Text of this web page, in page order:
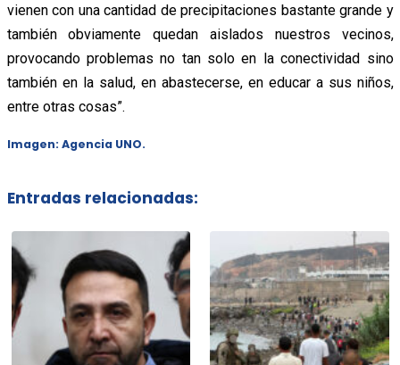
vienen con una cantidad de precipitaciones bastante grande y
también obviamente quedan aislados nuestros vecinos,
provocando problemas no tan solo en la conectividad sino
también en la salud, en abastecerse, en educar a sus niños,
entre otras cosas”.
Imagen: Agencia UNO.
Entradas relacionadas: